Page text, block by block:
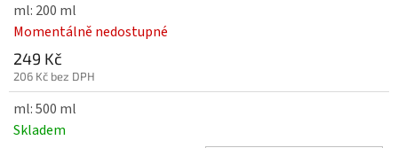
ml: 200 ml
Momentálně nedostupné
249 Kč
206 Kč bez DPH
ml: 500 ml
Skladem